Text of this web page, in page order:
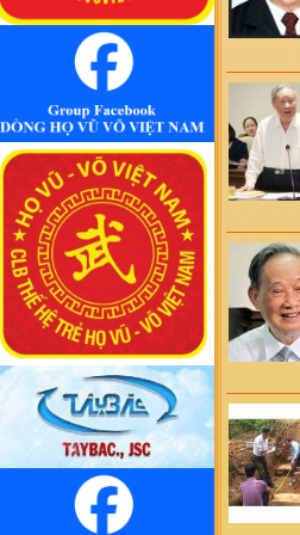
từ dòng họ Vũ (Hồn). Như họ Võ
Như của mình ở Quảng Nam thì lại
phát tích từ ông Võ Như Phô, con
ông Võ Như Oanh di cư từ miền bắc
(không rõ tỉnh) vào từ năm 1667.
Việc tìm hiểu cội nguồn cũng chưa
trong tộc họ dẫn về tộc Vũ/Võ với
cụ tổ Vũ Hồn nhưng không có cây
phả hệ để thấy sự gắn kết này. Mong
một ngày sẽ có cây phả hệ để mọi
con dân họ Vũ/Võ có thể biết dòng
máu trong mình từ đâu ra. Trân
trọng.
Vũ Phong :Tôi thấy từ thời Hai Bà
TRưng đã có họ Vũ ,Các bác có thể
xem sự tích tướng quân Bát Nàn.Nên
nói họ Vũ ở ViệtNam xuất phát kỷ
13 -Với Ông tổ là Vũ Hồn ,là không
thuyết Phục.
Vũ Phong : https://www.dkn.tv/van-
hoa/tho-nu-anh-hung-dat-viet-vu-
thuc-nuong.html
VÕ QUANG ĐÔNG :tự hào là
người họ võ
Vũ Thanh Giang :Dòng họ làm nên
bao tuyệt tác thời đương đại với
nhiều địa vị xã hội khác nhau sinh ra
một anh tú văn khúc tính quân làm
nền thời đại quân chủ
Vũ Ngọc Chiến :Cháu muốn xin
file ảnh của thủy Tổ Vũ Hồn bản
chuẩn để in. Các bác có hỗ trợ cháu
với ạ! (Gmail: